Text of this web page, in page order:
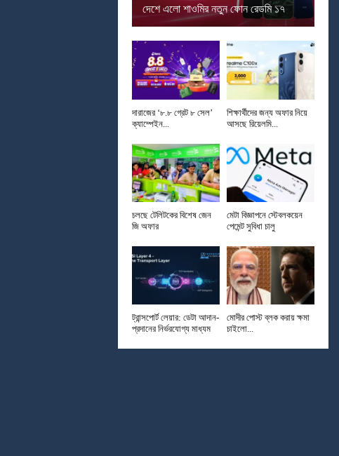
দেশে এলো শাওমির নতুন ফোন রেডমি ১৭
দারাজের ‘৮.৮ গ্রেট ৮ সেল’
ক্যাম্পেইন...
শিক্ষার্থীদের জন্য অফার নিয়ে
আসছে রিয়েলমি...
চলছে টেলিটকের বিশেষ জেন
জি অফার
মেটা বিজ্ঞাপনে স্টেবলকয়েন
পেমেন্ট সুবিধা চালু
ট্রান্সপোর্ট লেয়ার: ডেটা আদান-
প্রদানের নির্ভরযোগ্য মাধ্যম
মোদীর পোস্ট ব্লক করায় ক্ষমা
চাইলো...